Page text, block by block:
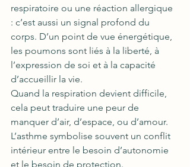
respiratoire ou une réaction allergique
: c’est aussi un signal profond du
corps. D’un point de vue énergétique,
les poumons sont liés à la liberté, à
l’expression de soi et à la capacité
d’accueillir la vie.
Quand la respiration devient difficile,
cela peut traduire une peur de
manquer d’air, d’espace, ou d’amour.
L’asthme symbolise souvent un conflit
intérieur entre le besoin d’autonomie
et le besoin de protection.